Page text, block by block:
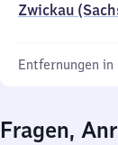
Zwickau
Entfernungen
Fragen,